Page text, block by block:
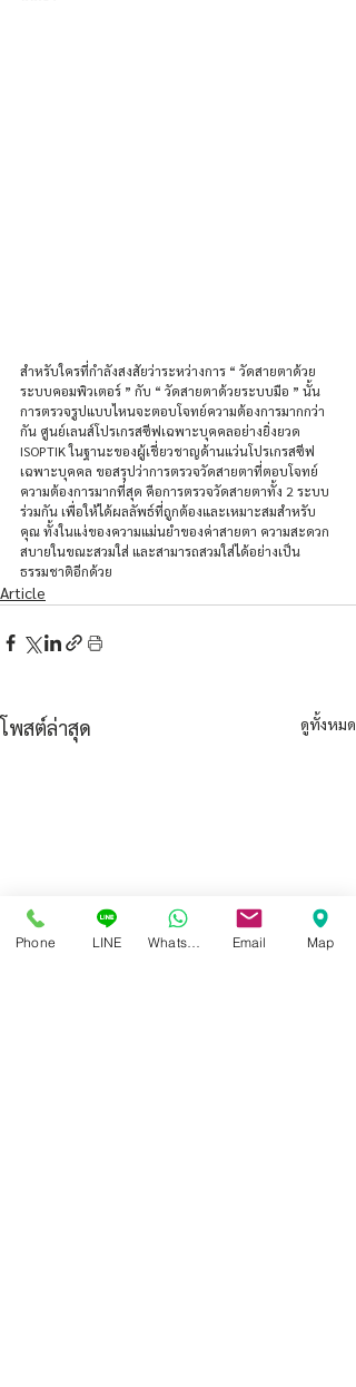
สำหรับใครที่กำลังสงสัยว่าระหว่างการ “ วัดสายตาด้วย
ระบบคอมพิวเตอร์ ” กับ “ วัดสายตาด้วยระบบมือ ” นั้น
การตรวจรูปแบบไหนจะตอบโจทย์ความต้องการมากกว่า
กัน ศูนย์เลนส์โปรเกรสซีฟเฉพาะบุคคลอย่างยิ่งยวด
ISOPTIK ในฐานะของผู้เชี่ยวชาญด้านแว่นโปรเกรสซีฟ
เฉพาะบุคคล ขอสรุปว่าการตรวจวัดสายตาที่ตอบโจทย์
ความต้องการมากที่สุด คือการตรวจวัดสายตาทั้ง 2 ระบบ
ร่วมกัน เพื่อให้ได้ผลลัพธ์ที่ถูกต้องและเหมาะสมสำหรับ
คุณ ทั้งในแง่ของความแม่นยำของค่าสายตา ความสะดวก
สบายในขณะสวมใส่ และสามารถสวมใส่ได้อย่างเป็น
ธรรมชาติอีกด้วย
Article
โพสต์ล่าสุด ดูทั้งหมด
Phone LINE Email Map